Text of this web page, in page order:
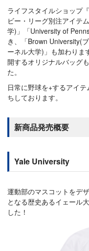
ライフスタイルショップ
ビー・リーグ別注アイテ
学)」「University of
き、「Brown University(
ーネル大学)」も加わりま
開するオリジナルバッグ
た。
日常に野球を+するアイ
ちしております。
新商品発売概要
Yale University
運動部のマスコットをデ
となる歴史あるイェール
した！